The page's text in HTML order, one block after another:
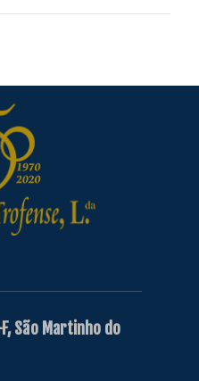
São Martinho do